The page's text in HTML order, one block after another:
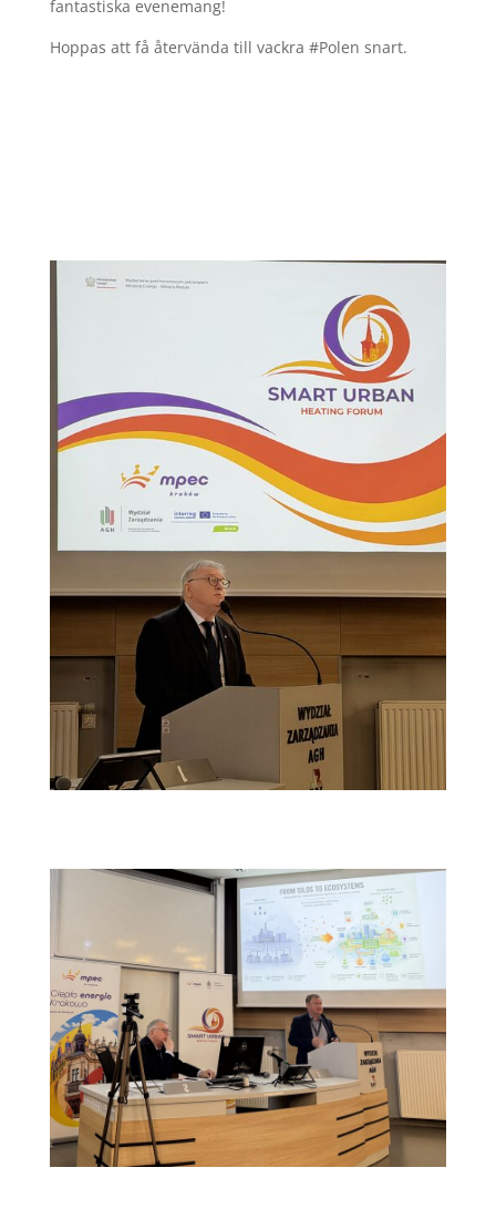
fantastiska evenemang!
Hoppas att få återvända till vackra #Polen snart.